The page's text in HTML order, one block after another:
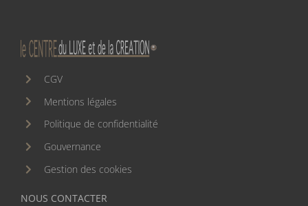
CGV
Mentions légales
Politique de confidentialité
Gouvernance
Gestion des cookies
NOUS CONTACTER